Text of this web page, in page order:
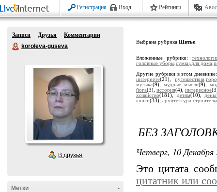
Регистрация Вход Рейтинги
Записи Друзья
Комментарии
koroleva-guseva
В друзья
-
Метки
Выбрана рубрика Шитье
Вложенные рубрики:
головные уборы,сумки,для
Другие рубрики в этом
интернете(21),
музыка(9),мудрые мысли(9),
йога(3), история(4), интересное
хозяйство(181), детям(10),
книги(33),
БЕЗ
Четверг, 10
Это цитата
цитатник или